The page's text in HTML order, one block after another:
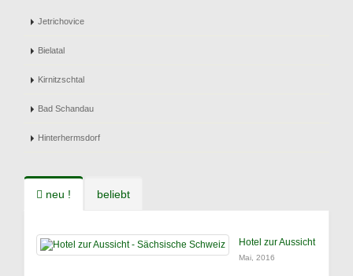
Jetrichovice
Bielatal
Kirnitzschtal
Bad Schandau
Hinterhermsdorf
neu ! beliebt
Hotel zur Aussicht
Mai, 2016